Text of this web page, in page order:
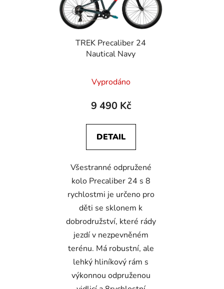
TREK Precaliber 24
Nautical Navy
Vyprodáno
9 490 Kč
DETAIL
Všestranné odpružené
kolo Precaliber 24 s 8
rychlostmi je určeno pro
děti se sklonem k
dobrodružství, které rády
jezdí v nezpevněném
terénu. Má robustní, ale
lehký hliníkový rám s
výkonnou odpruženou